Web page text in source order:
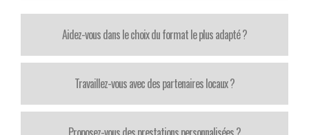
Aidez-vous dans le choix du format le plus adapté ?
Travaillez-vous avec des partenaires locaux ?